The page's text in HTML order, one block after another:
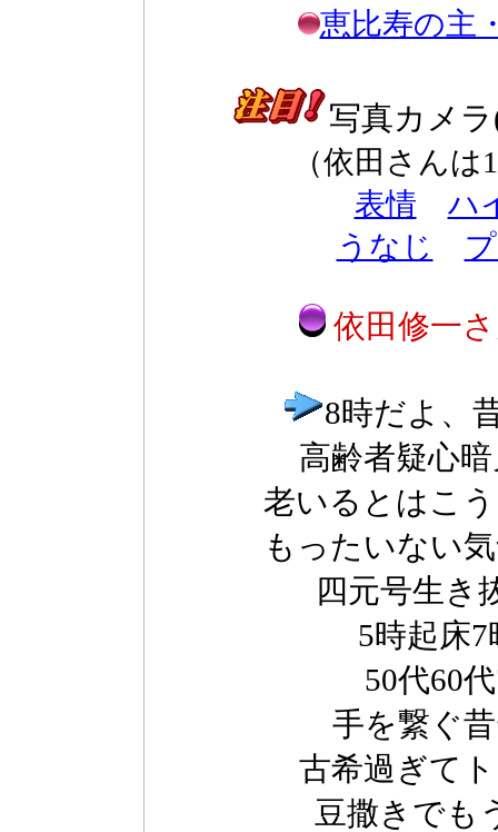
恵比寿の主
写真カメ
（依田さん
表情
ハ
うなじ
依田修一
8時だよ、
高齢者疑心
老いるとはこ
もったいない
四元号生き
5時起床
50代60
手を繋ぐ
古希過ぎて
豆撒きでも